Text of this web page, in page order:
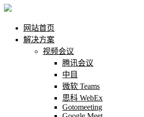
网站首页
解决方案
视频会议
腾讯会议
中目
微软 Teams
思科 WebEx
Gotomeeting